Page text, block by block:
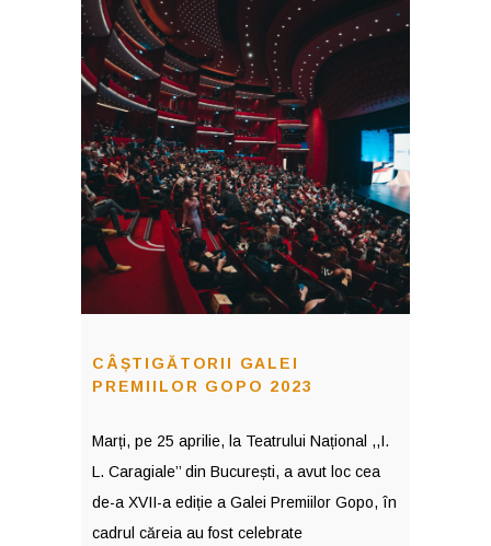
CÂȘTIGĂTORII GALEI
PREMIILOR GOPO 2023
Marți, pe 25 aprilie, la Teatrului Național ,,I.
L. Caragiale’’ din București, a avut loc cea
de-a XVII-a ediție a Galei Premiilor Gopo, în
cadrul căreia au fost celebrate